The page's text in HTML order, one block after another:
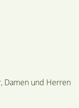
Damen und Herren